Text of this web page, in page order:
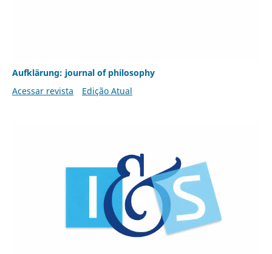
Aufklärung: journal of philosophy
Acessar revista
Edição Atual